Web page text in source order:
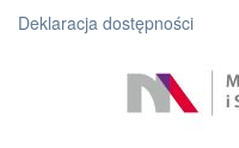
Deklaracja dostępności